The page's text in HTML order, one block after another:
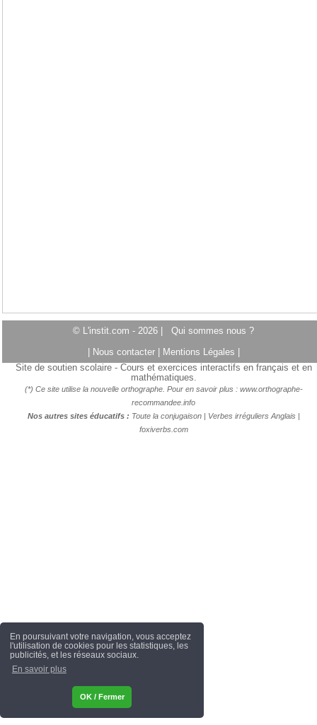
En poursuivant votre navigation, vous acceptez
l'utilisation de cookies pour les statistiques, les
publicités, et les réseaux sociaux.
En savoir plus
OK / Fermer
© L'instit.com - 2026 | Qui sommes nous ?
Nous contacter Mentions Légales
Site de soutien scolaire - Cours et exercices interactifs en français et en
mathématiques.
(*) Ce site utilise la nouvelle orthographe. Pour en savoir plus : www.orthographe-
recommandee.info
Nos autres sites éducatifs : Toute la conjugaison| Verbes irréguliers Anglais |
foxiverbs.com